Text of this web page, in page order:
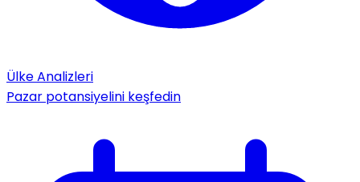
Ülke Analizleri
Pazar potansiyelini keşfedin